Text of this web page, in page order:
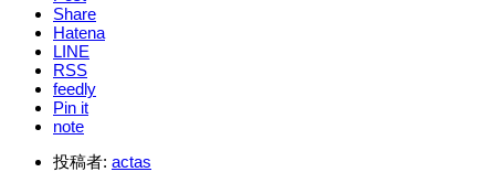
Share
Hatena
LINE
RSS
feedly
Pin it
note
投稿者: actas